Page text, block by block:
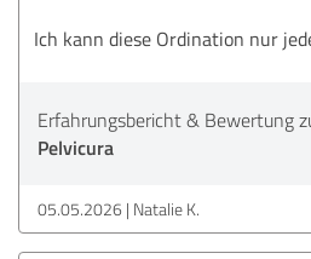
Ich kann diese Ordination nur
Erfahrungsbericht & Bewertung
Pelvicura
05.05.2026 Natalie K.